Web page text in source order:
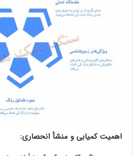
اهمیت کمیابی و منشأ انحصاری: